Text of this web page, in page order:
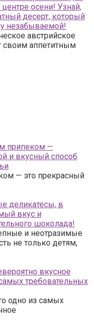
осени! Узнай,
десерт, который
незабываемой!
австрийское
своим аппетитным
припеком —
и вкусный способ
— это прекрасный
деликатесы, в
вкус и
шоколада!
и неотразимые
не только детям,
вкусное
требовательных
одно из самых